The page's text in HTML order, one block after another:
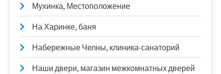
Мухинка, Местоположение
На Харинке, баня
Набережные Челны, клиника-санаторий
Наши двери, магазин межкомнатных дверей